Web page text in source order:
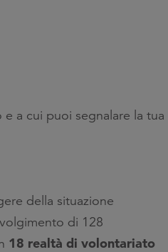
a cui puoi segnalare la tua
della situazione
di 128
18 realtà di volontariato